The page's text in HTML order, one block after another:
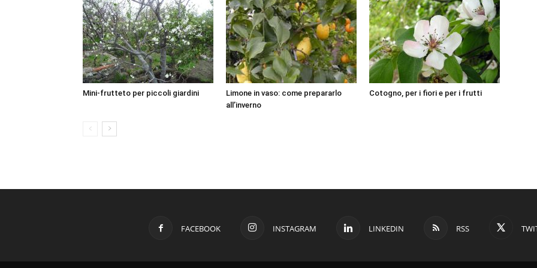
Mini-frutteto per piccoli giardini
Limone in vaso: come prepararlo
all’inverno
Cotogno, per i fiori e per i frutti
FACEBOOK INSTAGRAM LINKEDIN RSS